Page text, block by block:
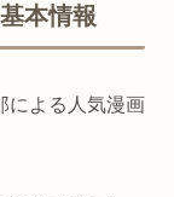
本情報
による人気漫画